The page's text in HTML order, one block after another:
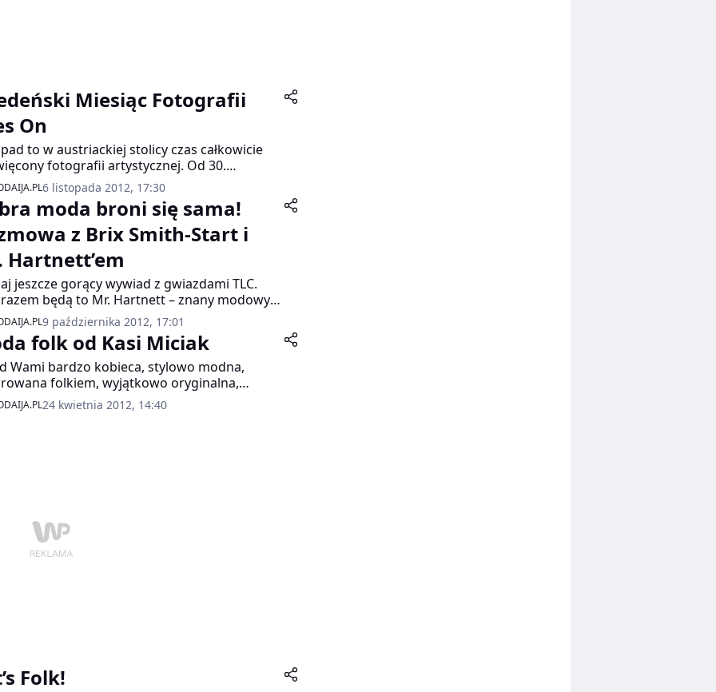
Miesiąc Fotografii
On
to w austriackiej stolicy czas całkowicie
fotografii artystycznej. Od 30.
do 30. listopada 2012 trwa tutaj
festiwal fotografii w całej Austrii „Eyes
Miesiąc Fotografii Wiedeń“.
6 listopada 2012, 17:30
moda broni się sama!
z Brix Smith-Start i
Hartnett’em
jeszcze gorący wywiad z gwiazdami TLC.
będą to Mr. Hartnett – znany modowy
i Brix Smith-Start – telewizyjna stylistka,
butiku w Londynie.
9 października 2012, 17:01
folk od Kasi Miciak
Wami bardzo kobieca, stylowo modna,
folkiem, wyjątkowo oryginalna,
wręcz sesja modowa.
24 kwietnia 2012, 14:40
Folk!